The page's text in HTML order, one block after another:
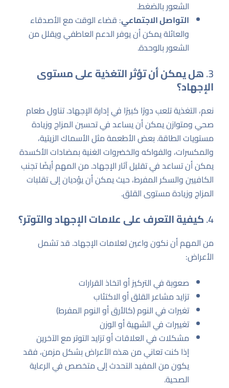
الشعور بالضغط.
التواصل الاجتماعي: قضاء الوقت مع الأصدقاء
والعائلة يمكن أن يوفر الدعم العاطفي ويقلل من
الشعور بالوحدة.
3. هل يمكن أن تؤثر التغذية على مستوى
الإجهاد؟
نعم، التغذية تلعب دورًا كبيرًا في إدارة الإجهاد. تناول طعام
صحي ومتوازن يمكن أن يساعد في تحسين المزاج وزيادة
مستويات الطاقة. بعض الأطعمة مثل الأسماك الزيتية،
والمكسرات، والفواكه والخضروات الغنية بمضادات الأكسدة
يمكن أن تساعد في تقليل آثار الإجهاد. من المهم أيضًا تجنب
الكافيين والسكر المفرط، حيث يمكن أن يؤديان إلى تقلبات
المزاج وزيادة مستوى القلق.
4. كيفية التعرف على علامات الإجهاد والتوتر؟
من المهم أن نكون واعين لعلامات الإجهاد. قد تشمل
الأعراض:
صعوبة في التركيز أو اتخاذ القرارات
تزايد مشاعر القلق أو الاكتئاب
تغيرات في النوم (كالأرق أو النوم المفرط)
تغييرات في الشهية أو الوزن
مشكلات في العلاقات أو تزايد التوتر مع الآخرين
إذا كنت تعاني من هذه الأعراض بشكل مزمن، فقد
يكون من المفيد التحدث إلى متخصص في الرعاية
الصحية.